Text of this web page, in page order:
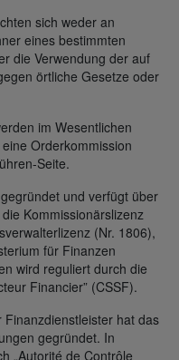
sich weder an
eines bestimmten
die Verwendung der auf
örtliche Gesetze oder
im Wesentlichen
Orderkommission
Seite.
und verfügt über
Kommissionärslizenz
(Nr. 1806),
für Finanzen
wird reguliert durch die
Financier” (CSSF).
hat das
gegründet. In
„Autorité de Contrôle